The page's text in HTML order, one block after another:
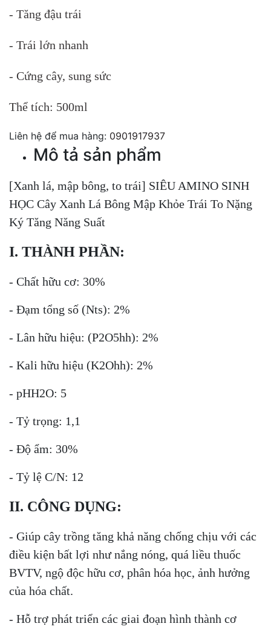
- Tăng đậu trái
- Trái lớn nhanh
- Cứng cây, sung sức
Thể tích: 500ml
Liên hệ để mua hàng: 0901917937
Mô tả sản phẩm
[Xanh lá, mập bông, to trái] SIÊU AMINO SINH
HỌC Cây Xanh Lá Bông Mập Khỏe Trái To Nặng
Ký Tăng Năng Suất
I. THÀNH PHẦN:
- Chất hữu cơ: 30%
- Đạm tổng số (Nts): 2%
- Lân hữu hiệu: (P2O5hh): 2%
- Kali hữu hiệu (K2Ohh): 2%
- pHH2O: 5
- Tỷ trọng: 1,1
- Độ ẩm: 30%
- Tỷ lệ C/N: 12
II. CÔNG DỤNG:
- Giúp cây trồng tăng khả năng chống chịu với các
điều kiện bất lợi như nắng nóng, quá liều thuốc
BVTV, ngộ độc hữu cơ, phân hóa học, ảnh hưởng
của hóa chất.
- Hỗ trợ phát triển các giai đoạn hình thành cơ